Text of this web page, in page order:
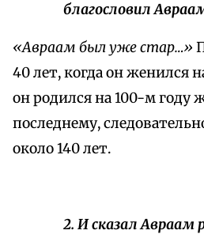
благословил
«Авраам был уже стар…»
40 лет, когда он женился
он родился на 100-м году
последнему,
около 140 лет.
2. И сказал Авраам